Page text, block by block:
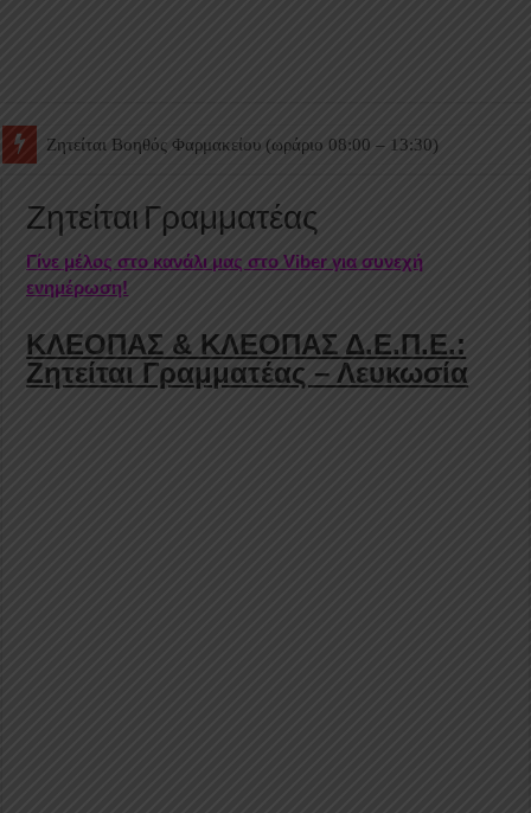
Ζητείται Βοηθός Θαλάμου
Ζητείται Γραμματέας
Γίνε μέλος στο κανάλι μας στο Viber για συνεχή
ενημέρωση!
ΚΛΕΟΠΑΣ & ΚΛΕΟΠΑΣ Δ.Ε.Π.Ε.:
Ζητείται Γραμματέας – Λευκωσία